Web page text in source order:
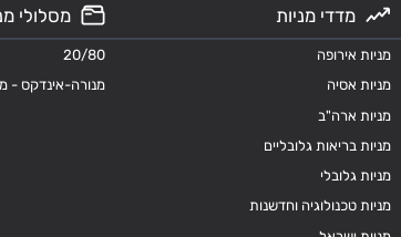
מדדי מניות
מניות אירופה
מניות אסיה
מניות ארה"ב
מניות בריאות גלובליים
מניות גלובלי
מניות טכנולוגיה וחדשנות
מסלולי
20/80
מנורה-אינדקס -